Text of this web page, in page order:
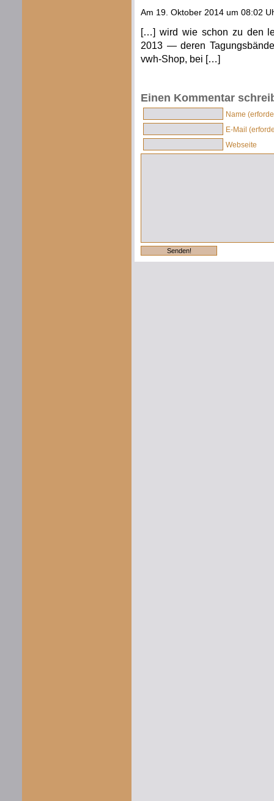
Am 19. Oktober 2014 um 08:02
[…] wird wie schon zu den
2013 — deren
vwh-Shop, bei […]
Einen Kommentar
Name
E-Mail
Webseite